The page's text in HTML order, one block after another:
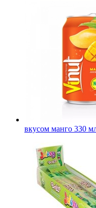
вкусом манго 330